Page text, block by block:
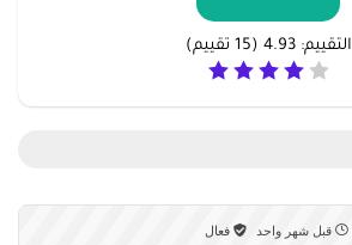
التقييم:4.93
(
15 تقييم)
قبل شهر واحد فعال